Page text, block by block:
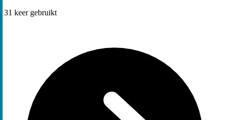
31 keer gebruikt